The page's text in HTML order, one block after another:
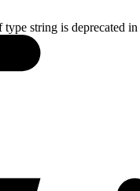
string is deprecated in